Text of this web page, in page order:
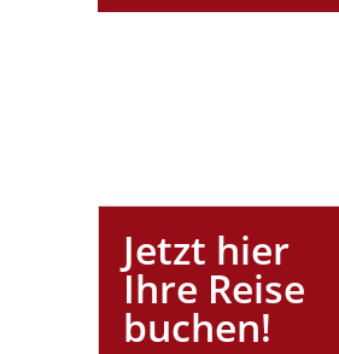
Jetzt hier
Ihre Reise
buchen!